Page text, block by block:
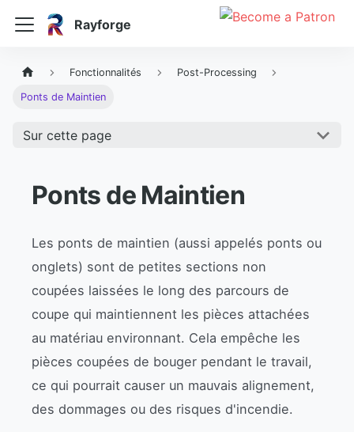
Rayforge
Fonctionnalités Post-Processing
Ponts de Maintien
Sur cette page
Ponts de Maintien
Les ponts de maintien (aussi appelés ponts ou
onglets) sont de petites sections non
coupées laissées le long des parcours de
coupe qui maintiennent les pièces attachées
au matériau environnant. Cela empêche les
pièces coupées de bouger pendant le travail,
ce qui pourrait causer un mauvais alignement,
des dommages ou des risques d'incendie.